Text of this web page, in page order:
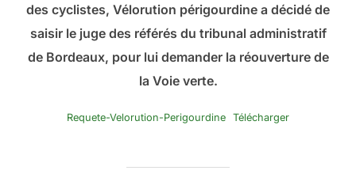
des cyclistes, Vélorution périgourdine a décidé de
saisir le juge des référés du tribunal administratif
de Bordeaux, pour lui demander la réouverture de
la Voie verte.
Requete-Velorution-Perigourdine Télécharger